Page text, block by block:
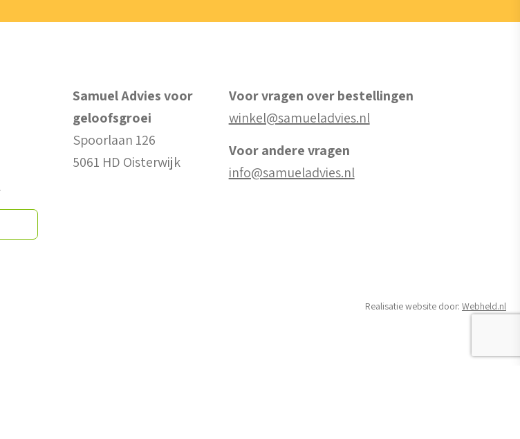
Samuel Advies voor
geloofsgroei
Spoorlaan 126
5061 HD Oisterwijk
Voor vragen over bestellingen
winkel@samueladvies.nl
Voor andere vragen
info@samueladvies.nl
Realisatie website door: Webheld.nl